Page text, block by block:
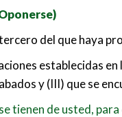
del que haya
establecidas
y (III) que se
tienen de usted,